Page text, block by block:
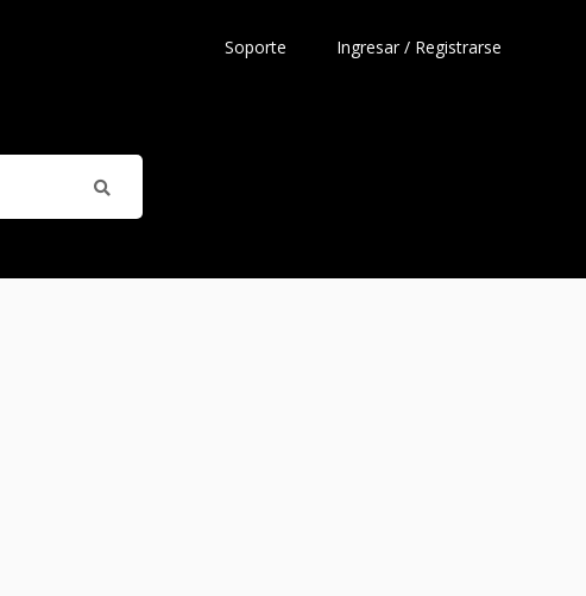
Soporte Ingresar / Registrarse